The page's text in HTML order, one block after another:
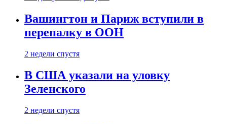
Вашингтон и Париж вступили в
перепалку в ООН
2 недели спустя
В США указали на уловку
Зеленского
2 недели спустя